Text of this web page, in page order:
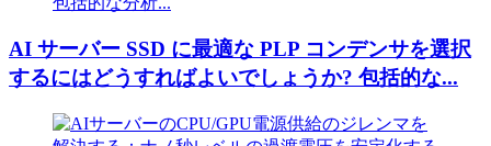
AI サーバー SSD に最適な PLP コンデンサを選択
するにはどうすればよいでしょうか? 包括的な...